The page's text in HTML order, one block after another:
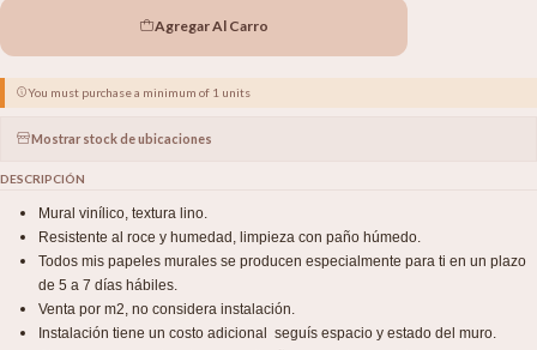
Agregar Al Carro
You must purchase a minimum of 1 units
Mostrar stock de ubicaciones
DESCRIPCIÓN
Mural vinílico, textura lino.
Resistente al roce y humedad, limpieza con paño húmedo.
Todos mis papeles murales se producen especialmente para ti en un plazo
de 5 a 7 días hábiles.
Venta por m2, no considera instalación.
Instalación tiene un costo adicional seguís espacio y estado del muro.